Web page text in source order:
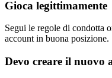
Gioca legittimamente
Segui le regole di condotta
account in buona posizione.
Devo creare il nuovo